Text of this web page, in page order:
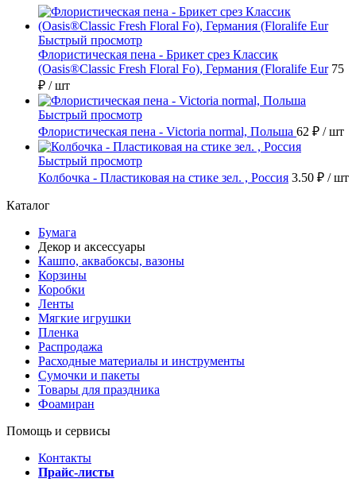
Быстрый просмотр
Флористическая пена - Брикет срез Классик
(Oasis®Classic Fresh Floral Fo), Германия (Floralife Eur 75
₽ / шт
Быстрый просмотр
Флористическая пена - Victoria normal, Польша 62 ₽ / шт
Быстрый просмотр
Колбочка - Пластиковая на стике зел. , Россия 3.50 ₽ / шт
Каталог
Бумага
Декор и аксессуары
Кашпо, аквабоксы, вазоны
Корзины
Коробки
Ленты
Мягкие игрушки
Пленка
Распродажа
Расходные материалы и инструменты
Сумочки и пакеты
Товары для праздника
Фоамиран
Помощь и сервисы
Контакты
Прайс-листы